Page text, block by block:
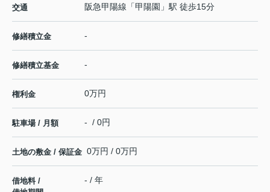
交通 阪急甲陽線 「甲陽園 」駅 徒歩15分
修繕積立金 -
修繕積立基金 -
権利金 0万円
駐車場 / 月額 - / 0円
土地の敷金 / 保証金 0万円 / 0万円
借地料 /
- / 年